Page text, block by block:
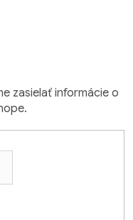
zasielať informácie o